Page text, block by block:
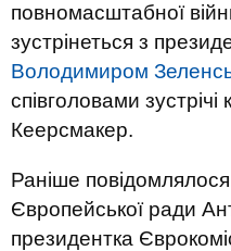
повномасштабної
зустрінеться з
Володимиром
співголовами зустрічі
Кеерсмакер.
Раніше
Європейської ради
президентка